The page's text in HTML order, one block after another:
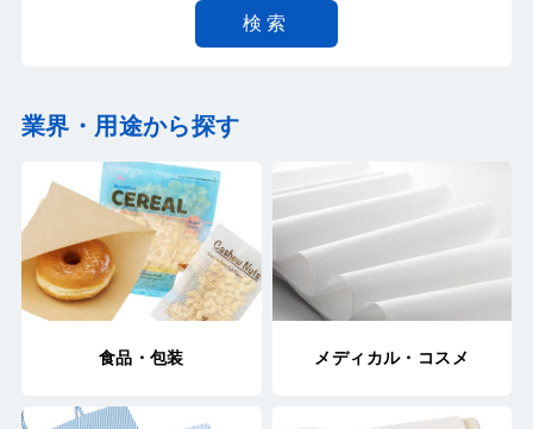
検索
業界・用途から探す
食品・包装 メディカル・コスメ